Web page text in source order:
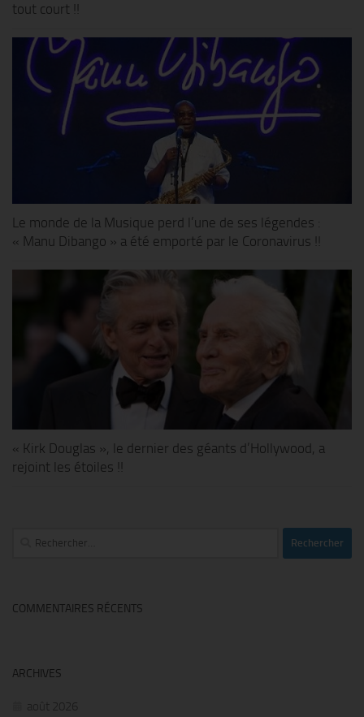
tout court !!
Le monde de la Musique perd l’une de ses légendes :
« Manu Dibango » a été emporté par le Coronavirus !!
« Kirk Douglas », le dernier des géants d’Hollywood, a
rejoint les étoiles !!
Rechercher :
COMMENTAIRES RÉCENTS
ARCHIVES
août 2026